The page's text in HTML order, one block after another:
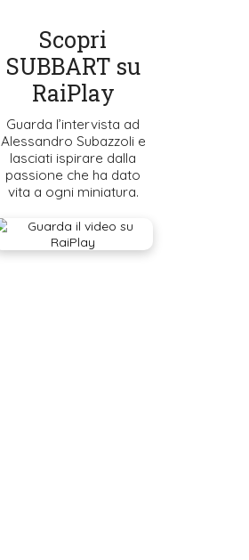
Scopri
SUBBART su
RaiPlay
Guarda l’intervista ad
Alessandro Subazzoli e
lasciati ispirare dalla
passione che ha dato
vita a ogni miniatura.